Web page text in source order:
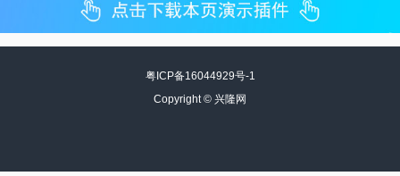
粤ICP备16044929号-1
Copyright © 兴隆网